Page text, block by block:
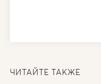
ЧИТАЙТЕ ТАКЖЕ